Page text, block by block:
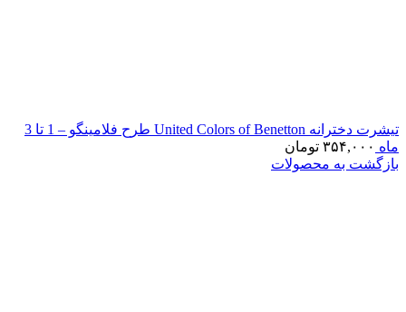
تیشرت دخترانه United Colors of Benetton طرح فلامینگو – 1 تا 3
ماه ۳۵۴,۰۰۰ تومان
بازگشت به محصولات